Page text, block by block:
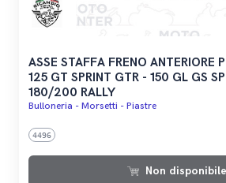
ASSE STAFFA FRENO ANTERIORE
125 GT SPRINT GTR - 150 GL GS
180/200 RALLY
Bulloneria - Morsetti - Piastre
4496
Non disponibile